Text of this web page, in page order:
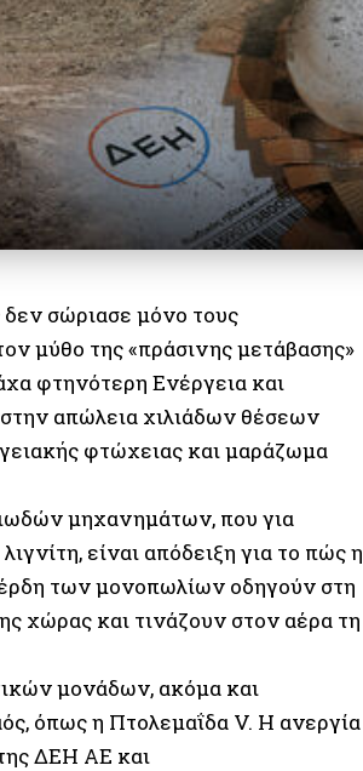
σώριασε μόνο τους
μύθο της «πράσινης μετάβασης»
φτηνότερη Ενέργεια και
απώλεια χιλιάδων θέσεων
φτώχειας και μαράζωμα
μηχανημάτων, που για
είναι απόδειξη για το πώς η
των μονοπωλίων οδηγούν στη
χώρας και τινάζουν στον αέρα τη
μονάδων, ακόμα και
όπως η Πτολεμαΐδα V. Η ανεργία
ΔΕΗ ΑΕ και